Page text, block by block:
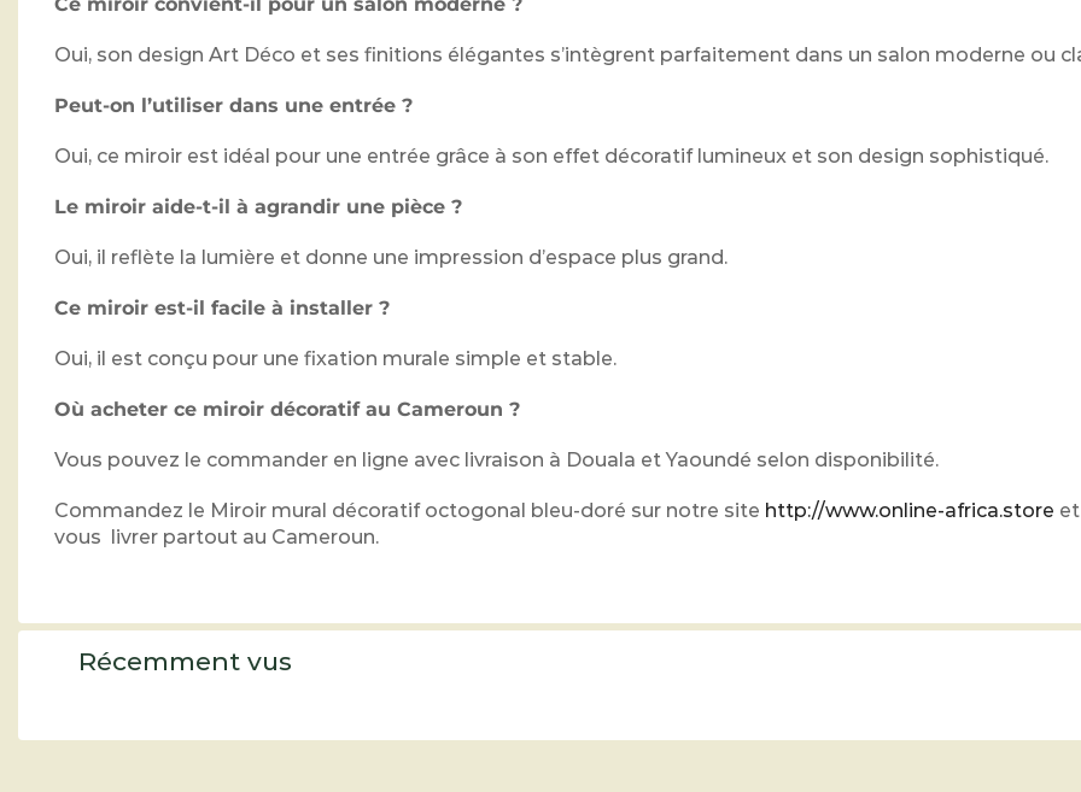
Oui, son design Art Déco et ses finitions élégantes s’intègrent parfaitement dans un salon moderne ou
Peut-on l’utiliser dans une entrée ?
Oui, ce miroir est idéal pour une entrée grâce à son effet décoratif lumineux et son design sophistiqué.
Le miroir aide-t-il à agrandir une pièce ?
Oui, il reflète la lumière et donne une impression d’espace plus grand.
Ce miroir est-il facile à installer ?
Oui, il est conçu pour une fixation murale simple et stable.
Où acheter ce miroir décoratif au Cameroun ?
Vous pouvez le commander en ligne avec livraison à Douala et Yaoundé selon disponibilité.
Commandez le Miroir mural décoratif octogonal bleu-doré sur notre site http://www.online-africa.store
vous livrer partout au Cameroun.
Récemment vus